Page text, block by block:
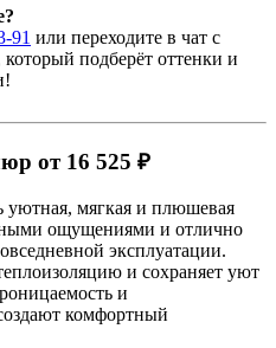
91 или переходите в чат с
подберёт оттенки и
от 16 525 ₽
уютная, мягкая и плюшевая
ощущениями и отлично
эксплуатации.
и сохраняет уют
и
комфортный